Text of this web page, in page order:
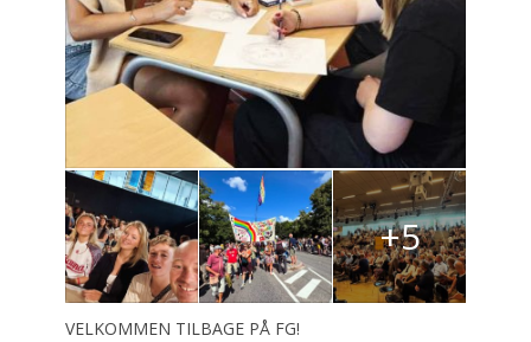
+5
VELKOMMEN TILBAGE PÅ FG!